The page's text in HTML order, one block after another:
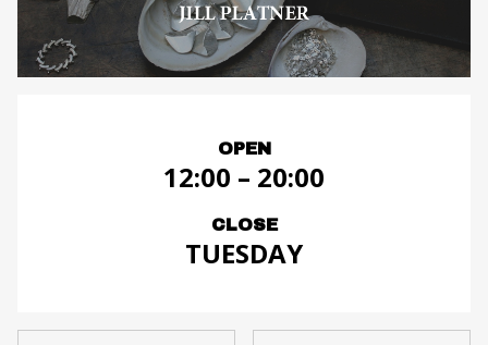
OPEN
12:00 – 20:00
CLOSE
TUESDAY